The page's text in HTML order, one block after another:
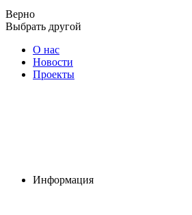
Верно
Выбрать другой
О нас
Новости
Проекты
Информация